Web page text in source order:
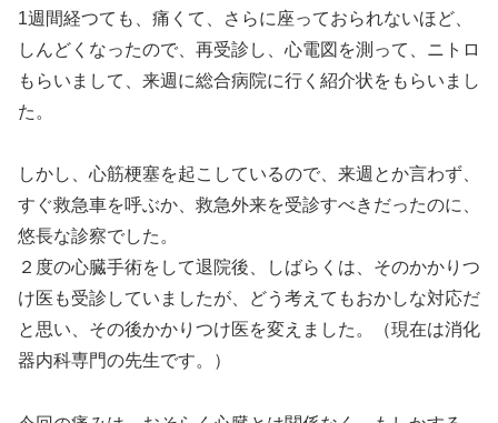
1週間経つても、痛くて、さらに座っておられないほど、
しんどくなったので、再受診し、心電図を測って、ニトロ
もらいまして、来週に総合病院に行く紹介状をもらいまし
た。
しかし、心筋梗塞を起こしているので、来週とか言わず、
すぐ救急車を呼ぶか、救急外来を受診すべきだったのに、
悠長な診察でした。
２度の心臓手術をして退院後、しばらくは、そのかかりつ
け医も受診していましたが、どう考えてもおかしな対応だ
と思い、その後かかりつけ医を変えました。（現在は消化
器内科専門の先生です。）